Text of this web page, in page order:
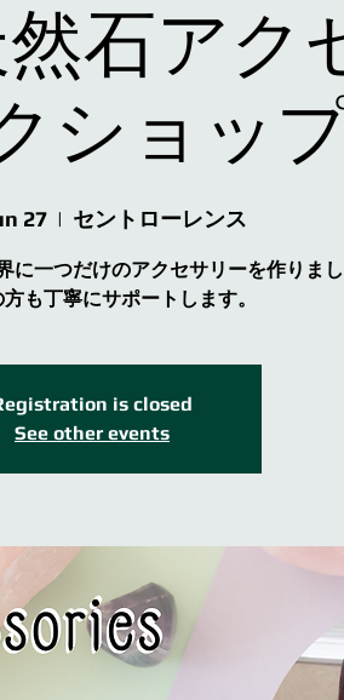
石アク
ショッ
27
  |
セントローレンス
に一つだけのアクセサリーを作りまし
も丁寧にサポートします。
is closed
See other events